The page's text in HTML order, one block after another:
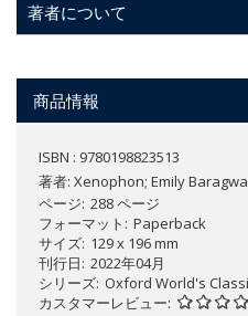
著者について
商品情報
ISBN : 9780198823513
著者: Xenophon; Emily
ページ 288 ページ
フォーマット
Paperback
サイズ 129 x 196 mm
刊行日 2022年04月
シリーズ Oxford World's
カスタマーレビュー